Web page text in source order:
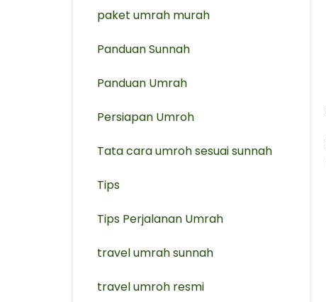
paket umrah murah
Panduan Sunnah
Panduan Umrah
Persiapan Umroh
Tata cara umroh sesuai sunnah
Tips
Tips Perjalanan Umrah
travel umrah sunnah
travel umroh resmi